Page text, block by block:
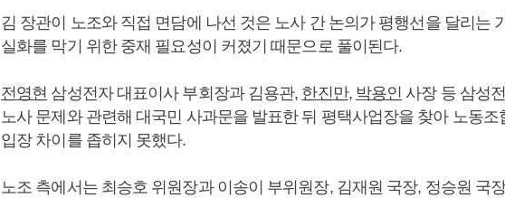
김 장관이 노조와 직접 면담에 나선 것은 노사 간 논의가 평행선을 달리는
실화를 막기 위한 중재 필요성이 커졌기 때문으로 풀이된다.
전영현 삼성전자 대표이사 부회장과 김용관, 한진만, 박용인 사장 등 삼성
노사 문제와 관련해 대국민 사과문을 발표한 뒤 평택사업장을 찾아 노동조
입장 차이를 좁히지 못했다.
노조 측에서는 최승호 위원장과 이송이 부위원장, 김재원 국장, 정승원 국